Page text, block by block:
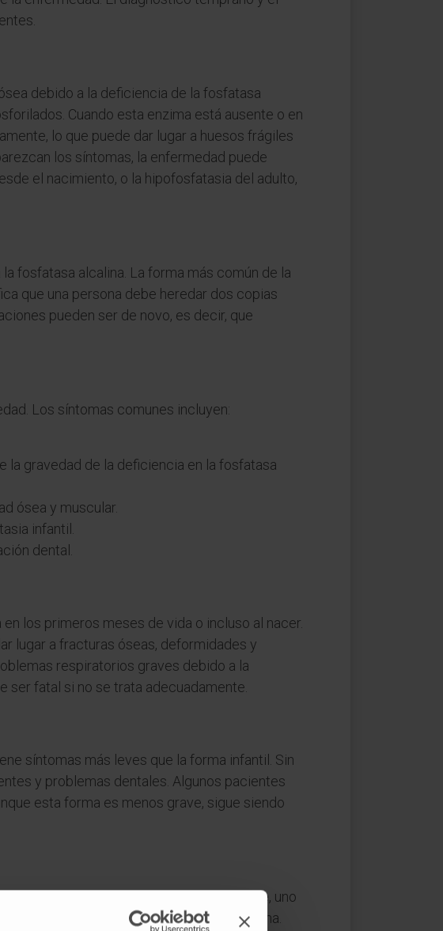
debido a la deficiencia de la fosfatasa
Cuando esta enzima está ausente o en
lo que puede dar lugar a huesos frágiles
los síntomas, la enfermedad puede
el nacimiento, o la hipofosfatasia del adulto,
fosfatasa alcalina. La forma más común de la
que una persona debe heredar dos copias
pueden ser de novo, es decir, que
Los síntomas comunes incluyen:
la gravedad de la deficiencia en la fosfatasa
ósea y muscular.
infantil.
dental.
los primeros meses de vida o incluso al nacer.
lugar a fracturas óseas, deformidades y
respiratorios graves debido a la
ser fatal si no se trata adecuadamente.
síntomas más leves que la forma infantil. Sin
y problemas dentales. Algunos pacientes
esta forma es menos grave, sigue siendo
y la edad del paciente. Actualmente, uno
recombinante de la fosfatasa alcalina humana.